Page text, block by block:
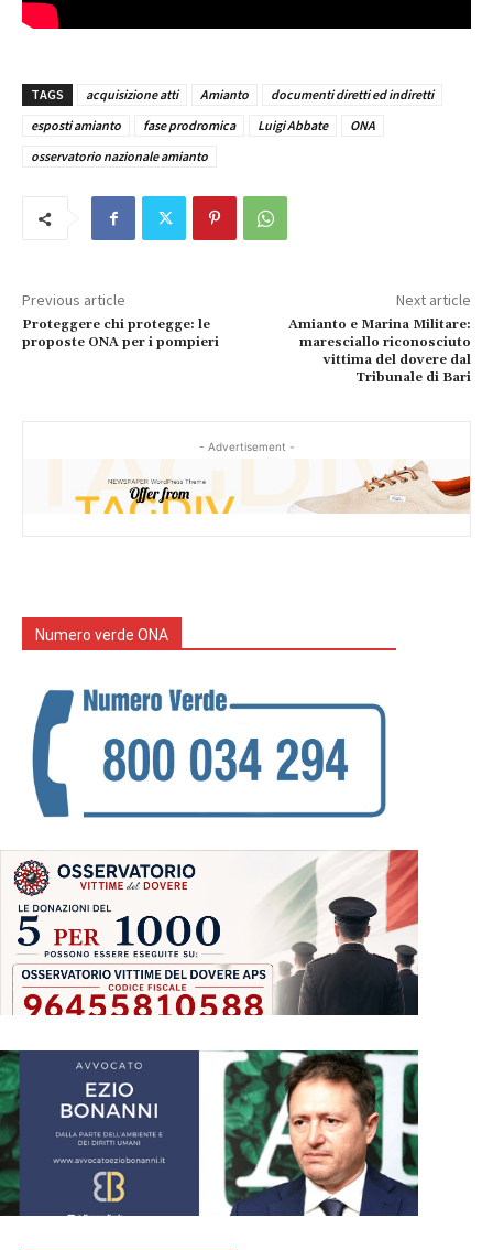
TAGS acquisizione atti Amianto
documenti diretti ed indiretti
esposti amianto
fase prodromica Luigi Abbate
ONA
osservatorio nazionale amianto
Previous article
Proteggere chi protegge: le
proposte ONA per i pompieri
Next article
Amianto e Marina Militare:
maresciallo riconosciuto
vittima del dovere dal
Tribunale di Bari
- Advertisement -
Numero verde ONA